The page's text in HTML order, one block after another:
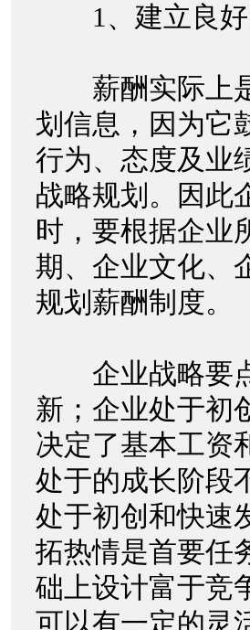
1、建立良好
薪酬实际上是
划信息，因为它
行为、态度及业
战略规划。因此
时，要根据企业
期、企业文化、
规划薪酬制度。
企业战略要点
新；企业处于初
决定了基本工资
处于的成长阶段
处于初创和快速
拓热情是首要任
础上设计富于竞
可以有一定的灵